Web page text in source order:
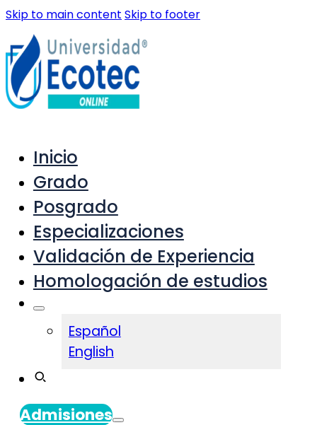
Skip to main content Skip to footer
Inicio
Grado
Posgrado
Especializaciones
Validación de Experiencia
Homologación de estudios
Español
English
Admisiones